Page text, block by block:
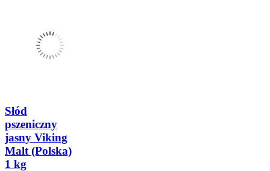
Słód
pszeniczny
jasny Viking
Malt (Polska)
1 kg